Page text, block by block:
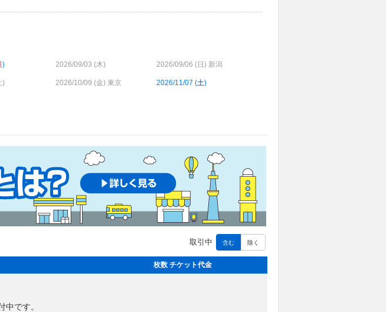
) 2026/09/03 (木) 2026/09/06 ( 日 ) 新潟
) 2026/10/09 (金) 東京 2026/11/07 (土)
取引中 含む 除く
枚数 チケット代金
中です。